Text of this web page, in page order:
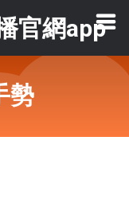
官網app
勢